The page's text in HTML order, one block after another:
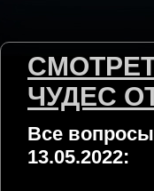
ЧУДЕС
Все
13.05.2022: